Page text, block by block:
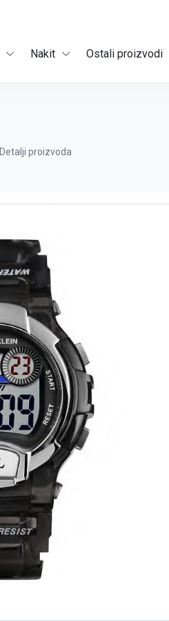
Nakit Ostali proizvodi
Detalji proizvoda